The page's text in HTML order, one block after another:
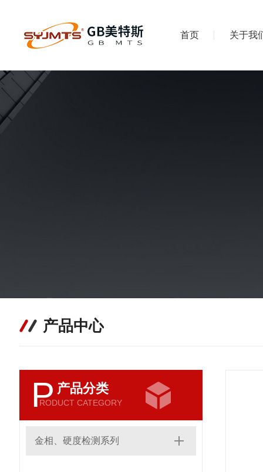
首页 关于我
产品中心
P 产品分类
RODUCT CATEGORY
金相、硬度检测系列